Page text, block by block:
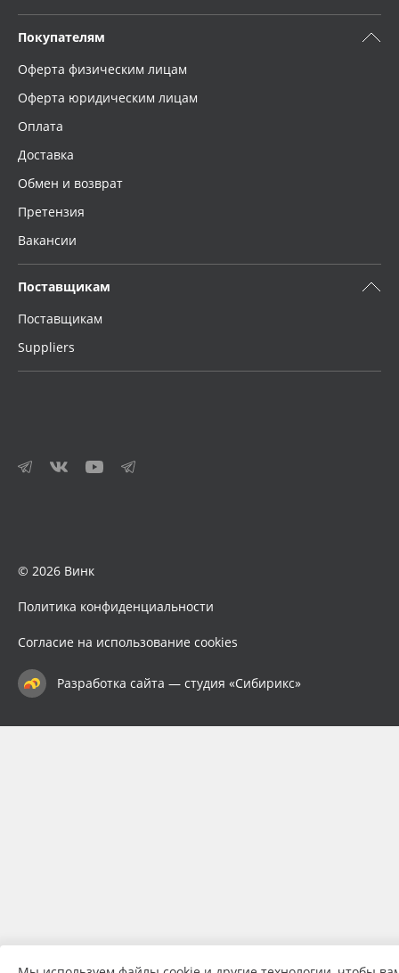
Покупателям
Оферта физическим лицам
Оферта юридическим лицам
Оплата
Доставка
Обмен и возврат
Претензия
Вакансии
Поставщикам
Поставщикам
Suppliers
© 2026 Винк
Политика конфиденциальности
Согласие на использование cookies
Разработка сайта — студия «Сибирикс»